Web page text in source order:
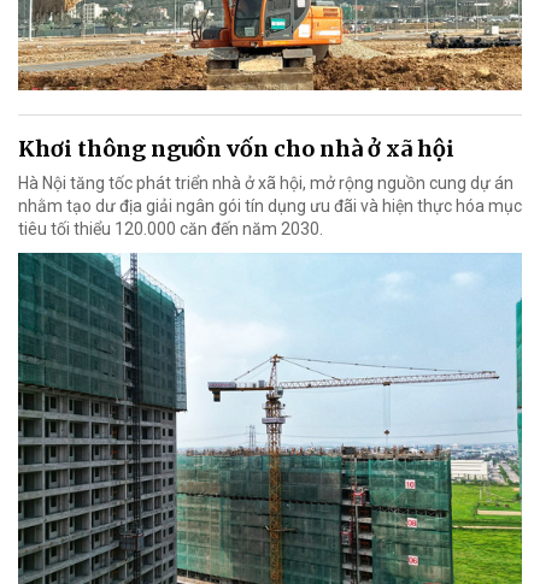
Khơi thông nguồn vốn cho nhà ở xã hội
Hà Nội tăng tốc phát triển nhà ở xã hội, mở rộng nguồn cung dự án
nhằm tạo dư địa giải ngân gói tín dụng ưu đãi và hiện thực hóa mục
tiêu tối thiểu 120.000 căn đến năm 2030.